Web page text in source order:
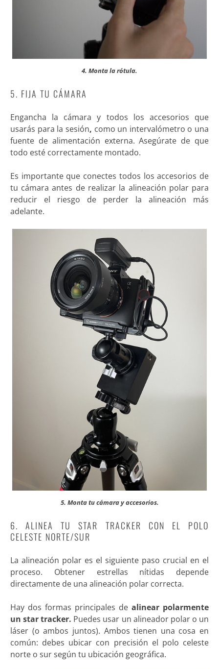
4. Monta la rótula.
5. FIJA TU CÁMARA
Engancha la cámara y todos los accesorios que
usarás para la sesión, como un intervalómetro o una
fuente de alimentación externa. Asegúrate de que
todo esté correctamente montado.
Es importante que conectes todos los accesorios de
tu cámara antes de realizar la alineación polar para
reducir el riesgo de perder la alineación más
adelante.
5. Monta tu cámara y accesorios.
6. ALINEA TU STAR TRACKER CON EL POLO
CELESTE NORTE/SUR
La alineación polar es el siguiente paso crucial en el
proceso. Obtener estrellas nítidas depende
directamente de una alineación polar correcta.
Hay dos formas principales dealinear polarmente
un star tracker. Puedes usar un alineador polar o un
láser (o ambos juntos). Ambos tienen una cosa en
común: debes ubicar con precisión el polo celeste
norte o sur según tu ubicación geográfica.